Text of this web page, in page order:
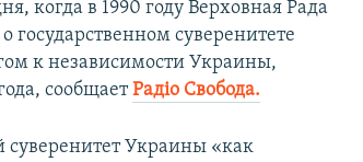
когда в 1990 году Верховная Рада
суверенитете
к независимости Украины,
сообщаетРадіо Свобода.
суверенитет Украины «как